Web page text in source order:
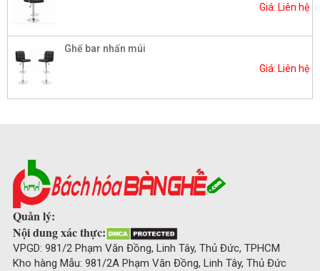
Giá: Liên hệ
Ghế bar nhấn múi
Giá: Liên hệ
Quản lý:
Nội dung xác thực:
VPGD: 981/2 Phạm Văn Đồng, Linh Tây, Thủ Đức, TPHCM
Kho hàng Mẫu: 981/2A Phạm Văn Đồng, Linh Tây, Thủ Đức